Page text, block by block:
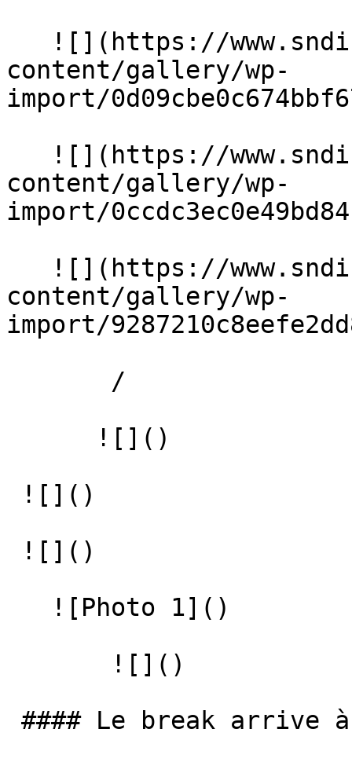
content/gallery/wp-
import/
content/gallery/wp-
import/
content/gallery/wp-
import/